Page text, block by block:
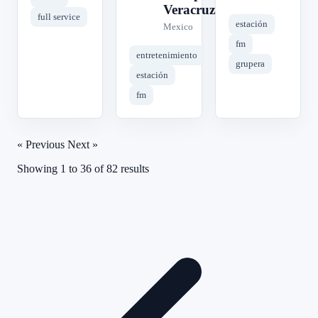
full service
Veracruz
Mexico
entretenimiento
estación
fm
estación
fm
grupera
« Previous Next »
Showing 1 to 36 of82 results